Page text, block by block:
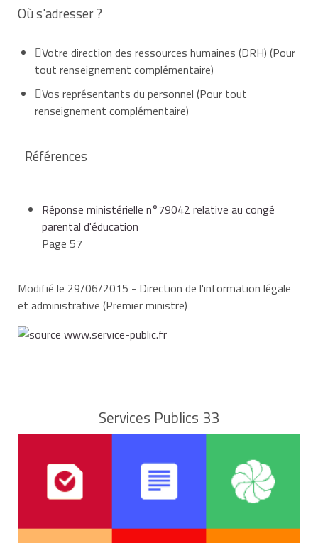
Où s'adresser ?
Votre direction des ressources humaines (DRH) (Pour
tout renseignement complémentaire)
Vos représentants du personnel (Pour tout
renseignement complémentaire)
Références
Réponse ministérielle n°79042 relative au congé
parental d'éducation
Page 57
Modifié le 29/06/2015 - Direction de l'information légale
et administrative (Premier ministre)
Services Publics 33